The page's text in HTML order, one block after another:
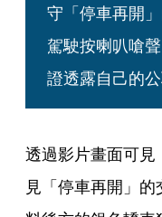
守「停車再開
駕駛按喇叭嗆
證透露自己的
透過影片畫面可
見「停車再開」